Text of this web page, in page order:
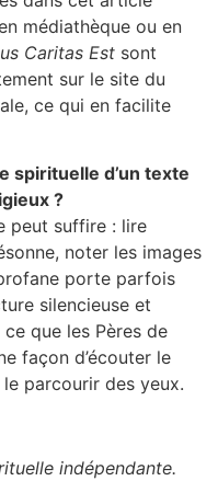
médiathèque ou en
Caritas Est sont
sur le site du
ce qui en facilite
spirituelle d’un texte
?
peut suffire : lire
noter les images
porte parfois
silencieuse et
que les Pères de
façon d’écouter le
parcourir des yeux.
indépendante.